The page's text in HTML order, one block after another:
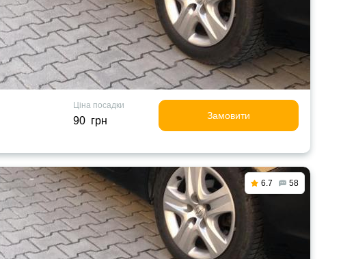
Ціна посадки
90 грн Замовити
6.7 58